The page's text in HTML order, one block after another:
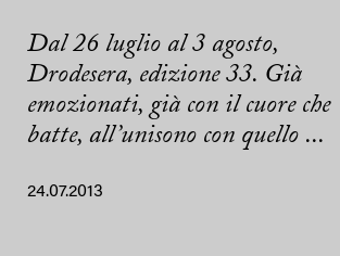
Dal 26 luglio al 3 agosto,
Drodesera, edizione 33. Già
emozionati, già con il cuore che
batte, all’unisono con quello ...
24.07.2013